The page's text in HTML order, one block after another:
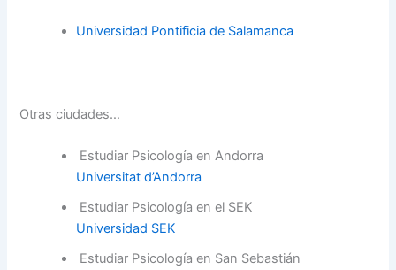
Universidad Pontificia de Salamanca
Otras ciudades…
Estudiar Psicología en Andorra
Universitat d’Andorra
Estudiar Psicología en el SEK
Universidad SEK
Estudiar Psicología en San Sebastián